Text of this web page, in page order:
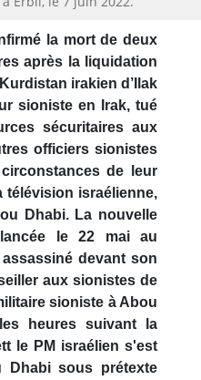
la mort de deux
après la liquidation
irakien d’Ilak
sioniste en Irak, tué
sécuritaires aux
officiers sionistes
de leur
télévision israélienne,
Dhabi. La nouvelle
le 22 mai au
devant son
aux sionistes de
sioniste à Abou
heures suivant la
le PM israélien s'est
Dhabi sous prétexte